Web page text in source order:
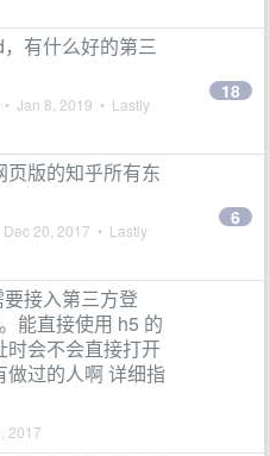
有什么好的第三
• Jan 8, 2019 • Lastly
18
页版的知乎所有东
Dec 20, 2017 • Lastly
6
接入第三方登
能直接使用 h5 的
时会不会直接打开
做过的人啊 详细指
2017